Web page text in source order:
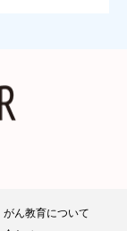
がん教育について